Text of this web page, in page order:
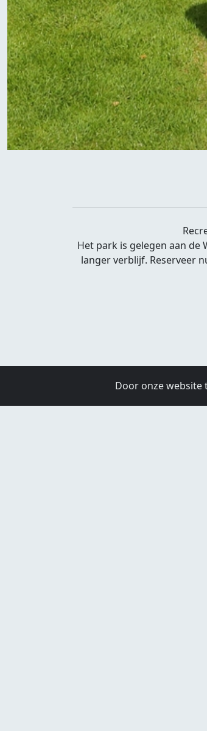
Het park is gelegen aan
langer verblijf. Reserveer
Maandag:09:00 - 23:00
Door onze website